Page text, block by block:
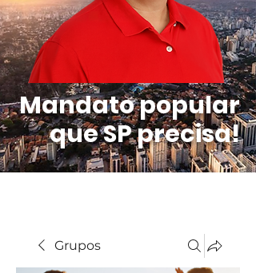
Mandato popular
que SP precisa!
Grupos